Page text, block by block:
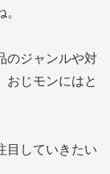
のジャンルや対
おじモンにはと
目していきたい